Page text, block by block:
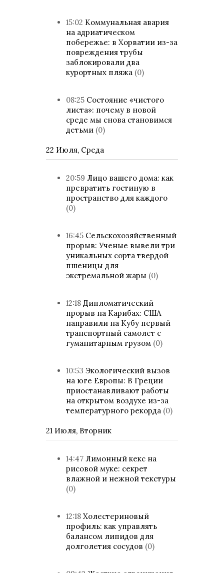
15:02 Коммунальная авария
на адриатическом
побережье: в Хорватии из-за
повреждения трубы
заблокировали два
курортных пляжа (0)
08:25 Состояние «чистого
листа»: почему в новой
среде мы снова становимся
детьми (0)
22 Июля, Среда
20:59 Лицо вашего дома: как
превратить гостиную в
пространство для каждого
(0)
16:45 Сельскохозяйственный
прорыв: Ученые вывели три
уникальных сорта твердой
пшеницы для
экстремальной жары (0)
12:18 Дипломатический
прорыв на Карибах: США
направили на Кубу первый
транспортный самолет с
гуманитарным грузом (0)
10:53 Экологический вызов
на юге Европы: В Греции
приостанавливают работы
на открытом воздухе из-за
температурного рекорда (0)
21 Июля, Вторник
14:47 Лимонный кекс на
рисовой муке: секрет
влажной и нежной текстуры
(0)
12:18 Холестериновый
профиль: как управлять
балансом липидов для
долголетия сосудов (0)